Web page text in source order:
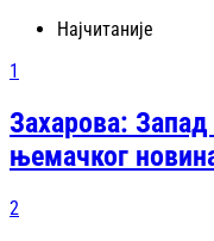
Најчитаније
1
Захарова:
њемачког
2